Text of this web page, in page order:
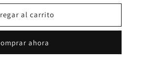
al carrito
ahora